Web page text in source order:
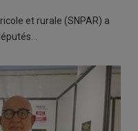
et rurale (SNPAR) a